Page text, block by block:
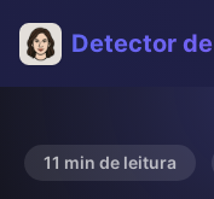
Detector
11 min de leitura